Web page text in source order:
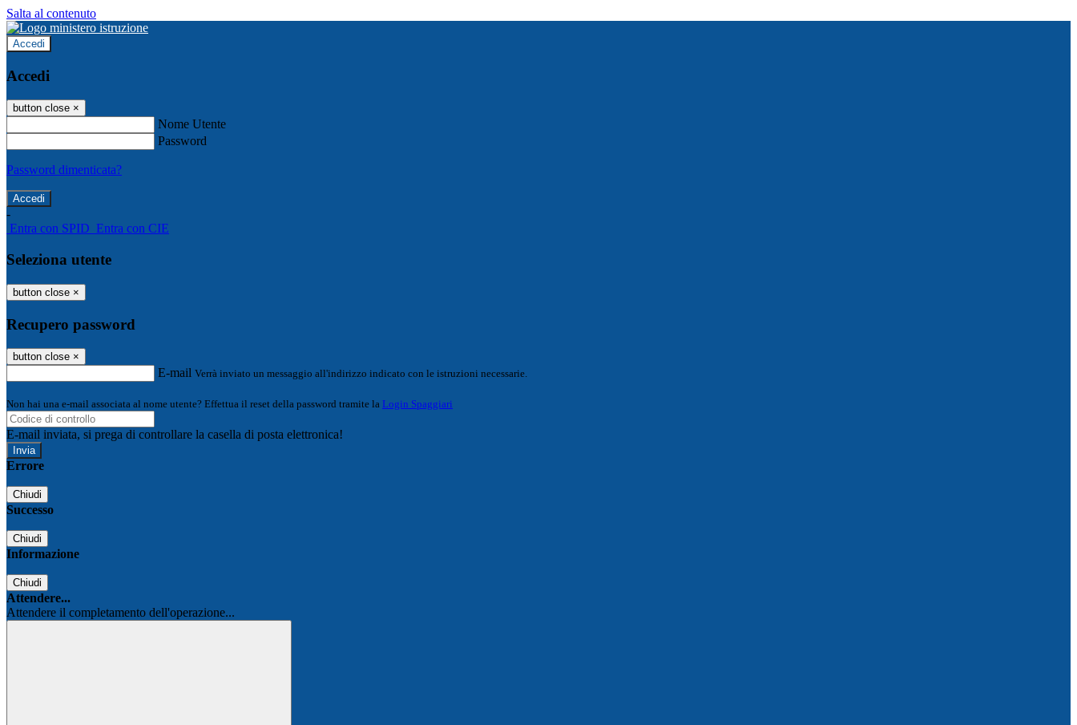
Salta al contenuto
Accedi
Accedi
button close ×
Nome Utente
Password
Password dimenticata?
-
Entra con SPID Entra con CIE
Seleziona utente
button close ×
Recupero password
button close ×
E-mail Verrà inviato un messaggio all'indirizzo indicato con le istruzioni necessarie.
Non hai una e-mail associata al nome utente? Effettua il reset della password tramite la Login Spaggiari
E-mail inviata, si prega di controllare la casella di posta elettronica!
Errore
Chiudi
Successo
Chiudi
Informazione
Chiudi
Attendere...
Attendere il completamento dell'operazione...